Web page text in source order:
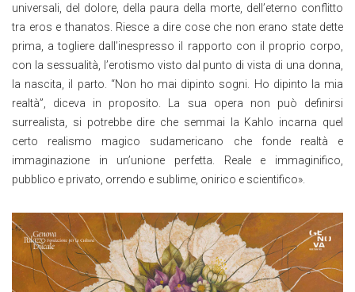
universali, del dolore, della paura della morte, dell’eterno conflitto
tra eros e thanatos. Riesce a dire cose che non erano state dette
prima, a togliere dall’inespresso il rapporto con il proprio corpo,
con la sessualità, l’erotismo visto dal punto di vista di una donna,
la nascita, il parto. “Non ho mai dipinto sogni. Ho dipinto la mia
realtà”, diceva in proposito. La sua opera non può definirsi
surrealista, si potrebbe dire che semmai la Kahlo incarna quel
certo realismo magico sudamericano che fonde realtà e
immaginazione in un’unione perfetta. Reale e immaginifico,
pubblico e privato, orrendo e sublime, onirico e scientifico».